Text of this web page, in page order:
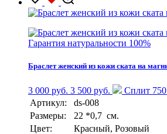
Гарантия натуральности 100%
Браслет женский из кожи ската на
3 000 руб. 3 500 руб.
Сплит
Артикул:
ds-008
Размеры:
22 *0,7 см.
Цвет:
Красный, Розовый